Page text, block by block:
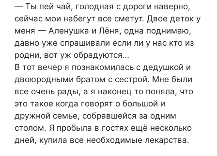
— Ты пей чай, голодная с дороги наверно,
сейчас мои набегут все сметут. Двое деток у
меня — Аленушка и Лёня, одна поднимаю,
давно уже спрашивали если ли у нас кто из
родни, вот уж обрадуются…
В тот вечер я познакомилась с дедушкой и
двоюродными братом с сестрой. Мне были
все очень рады, а я наконец то поняла, что
это такое когда говорят о большой и
дружной семье, собравшейся за одним
столом. Я пробыла в гостях ещё несколько
дней, купила все необходимые лекарства.